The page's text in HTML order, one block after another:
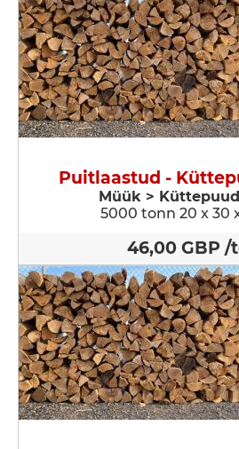
Puitlaastud -
Müük >
5000 tonn 20 x 30
46,00 GBP /